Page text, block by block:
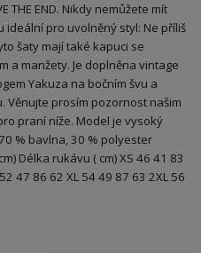
THE END. Nikdy nemůžete mít
ideální pro uvolněný styl: Ne příliš
šaty mají také kapuci se
a manžety. Je doplněna vintage
Yakuza na bočním švu a
Věnujte prosím pozornost našim
praní níže. Model je vysoký
% bavlna, 30 % polyester
Délka rukávu ( cm) XS 46 41 83
47 86 62 XL 54 49 87 63 2XL 56